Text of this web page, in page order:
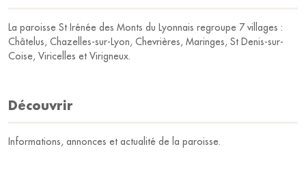
La paroisse St Irénée des Monts du Lyonnais regroupe 7 villages :
Châtelus, Chazelles-sur-Lyon, Chevrières, Maringes, St Denis-sur-
Coise, Viricelles et Virigneux.
Découvrir
Informations, annonces et actualité de la paroisse.